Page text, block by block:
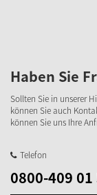
Haben Sie
Sollten Sie in unserer
können Sie auch
können Sie uns Ihre
Telefon
0800-409 01